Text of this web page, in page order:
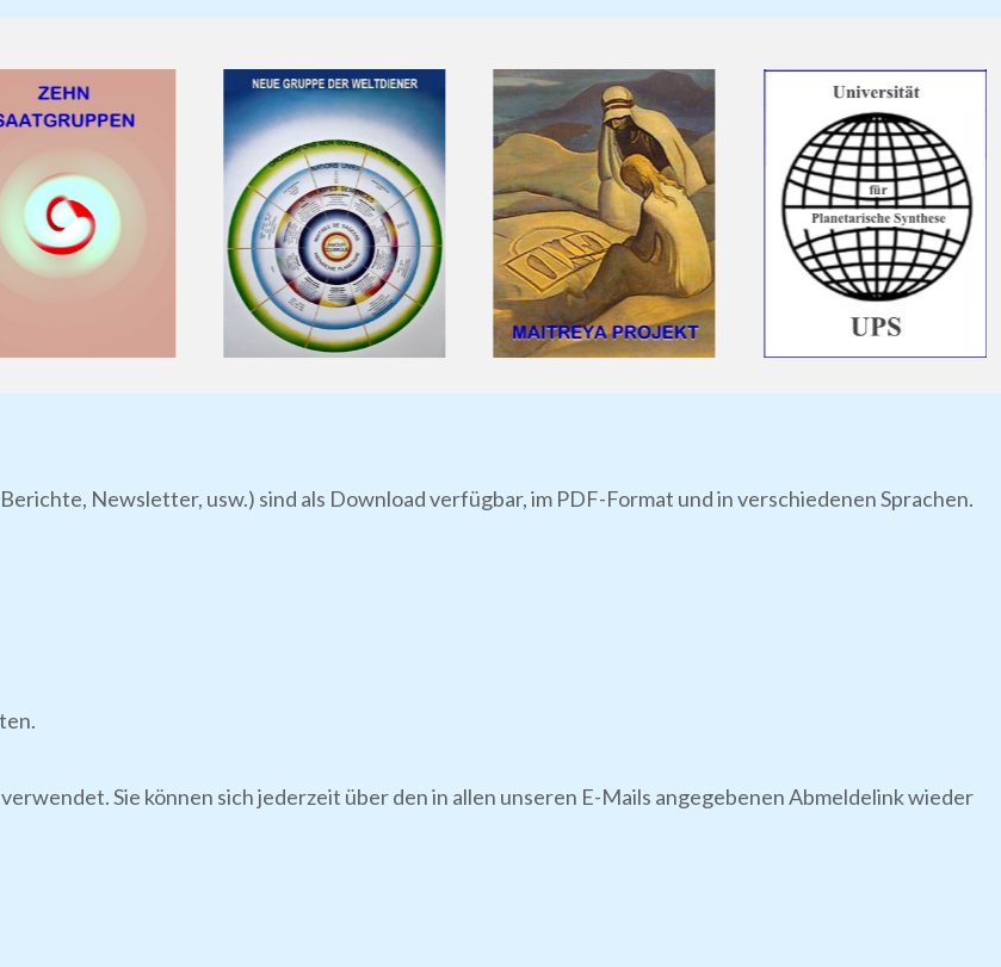
Newsletter, usw.) sind als Download verfügbar, im PDF-Format und in verschiedenen Sprachen.
Sie können sich jederzeit über den in allen unseren E-Mails angegebenen Abmeldelink wieder